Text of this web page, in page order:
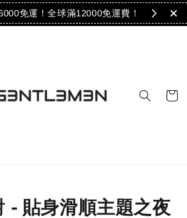
免運！全球滿12000免運費！
- 貼身滑順主題之夜